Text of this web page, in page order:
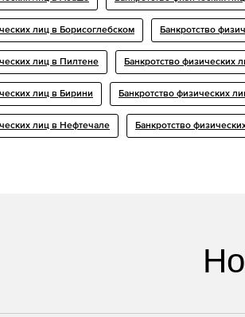
лиц в Борисоглебском Банкротство
лиц в Пилтене Банкротство физических
лиц в Бирини Банкротство физических
лиц в Нефтечале Банкротство